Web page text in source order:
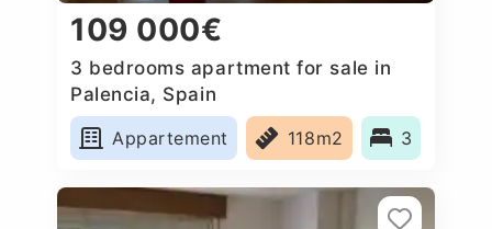
109 000€
3 bedrooms apartment for sale in
Palencia, Spain
Appartement
118m2 3